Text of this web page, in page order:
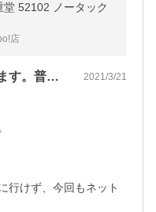
52102 ノータック
店
このたびはありがとうございます。普段か… 2021/3/21
行けず、今回もネット